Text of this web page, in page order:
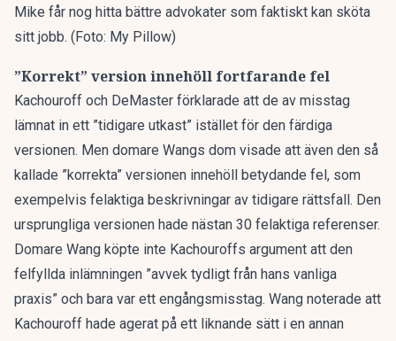
Mike får nog hitta bättre advokater som faktiskt kan sköta
sitt jobb. (Foto: My Pillow)
”Korrekt” version innehöll fortfarande fel
Kachouroff och DeMaster förklarade att de av misstag
lämnat in ett ”tidigare utkast” istället för den färdiga
versionen. Men domare Wangs dom visade att även den så
kallade ”korrekta” versionen innehöll betydande fel, som
exempelvis felaktiga beskrivningar av tidigare rättsfall. Den
ursprungliga versionen hade nästan 30 felaktiga referenser.
Domare Wang köpte inte Kachouroffs argument att den
felfyllda inlämningen ”avvek tydligt från hans vanliga
praxis” och bara var ett engångsmisstag. Wang noterade att
Kachouroff hade agerat på ett liknande sätt i en annan